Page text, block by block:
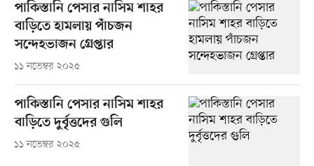
পাকিস্তানি পেসার নাসিম শাহর
বাড়িতে হামলায় পাঁচজন
সন্দেহভাজন গ্রেপ্তার
১১ নভেম্বর ২০২৫
পাকিস্তানি পেসার নাসিম শাহর
বাড়িতে দুর্বৃত্তদের গুলি
১১ নভেম্বর ২০২৫